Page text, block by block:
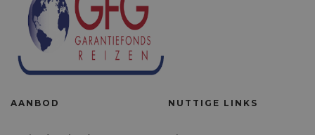
AANBOD NUTTIGE LINKS